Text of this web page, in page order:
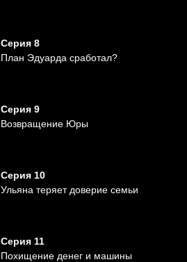
Серия 8
План Эдуарда сработал?
Серия 9
Возвращение Юры
Серия 10
Ульяна теряет доверие семьи
Серия 11
Похищение денег и машины